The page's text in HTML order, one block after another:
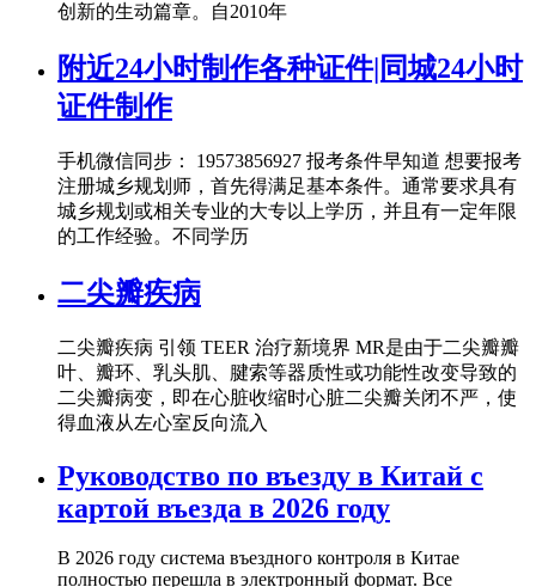
创新的生动篇章。自2010年
附近24小时制作各种证件|同城24小时
证件制作
手机微信同步： 19573856927 报考条件早知道 想要报考
注册城乡规划师，首先得满足基本条件。通常要求具有
城乡规划或相关专业的大专以上学历，并且有一定年限
的工作经验。不同学历
二尖瓣疾病
二尖瓣疾病 引领 TEER 治疗新境界 MR是由于二尖瓣瓣
叶、瓣环、乳头肌、腱索等器质性或功能性改变导致的
二尖瓣病变，即在心脏收缩时心脏二尖瓣关闭不严，使
得血液从左心室反向流入
Руководство по въезду в Китай с
картой въезда в 2026 году
В 2026 году система въездного контроля в Китае
полностью перешла в электронный формат. Все